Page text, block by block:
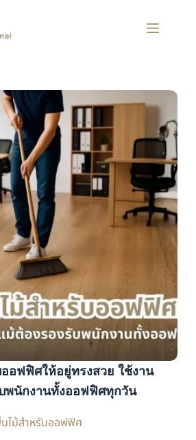
อฟฟิศให้อยู่ทรงสวย ใช้งาน
พนักงานทั้งออฟฟิศทุกวัน
ไม้สำหรับออฟฟิศ